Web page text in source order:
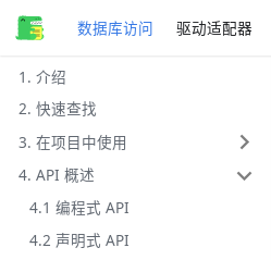
数据库访问 驱动适配器
1. 介绍
2. 快速查找
3. 在项目中使用
4. API 概述
4.1 编程式 API
4.2 声明式 API